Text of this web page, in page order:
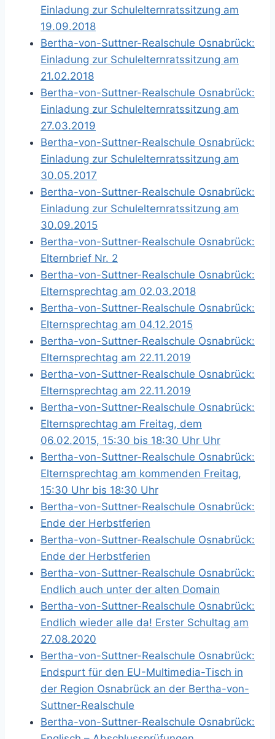
Einladung zur Schulelternratssitzung am
19.09.2018
Bertha-von-Suttner-Realschule Osnabrück:
Einladung zur Schulelternratssitzung am
21.02.2018
Bertha-von-Suttner-Realschule Osnabrück:
Einladung zur Schulelternratssitzung am
27.03.2019
Bertha-von-Suttner-Realschule Osnabrück:
Einladung zur Schulelternratssitzung am
30.05.2017
Bertha-von-Suttner-Realschule Osnabrück:
Einladung zur Schulelternratssitzung am
30.09.2015
Bertha-von-Suttner-Realschule Osnabrück:
Elternbrief Nr. 2
Bertha-von-Suttner-Realschule Osnabrück:
Elternsprechtag am 02.03.2018
Bertha-von-Suttner-Realschule Osnabrück:
Elternsprechtag am 04.12.2015
Bertha-von-Suttner-Realschule Osnabrück:
Elternsprechtag am 22.11.2019
Bertha-von-Suttner-Realschule Osnabrück:
Elternsprechtag am 22.11.2019
Bertha-von-Suttner-Realschule Osnabrück:
Elternsprechtag am Freitag, dem
06.02.2015, 15:30 bis 18:30 Uhr Uhr
Bertha-von-Suttner-Realschule Osnabrück:
Elternsprechtag am kommenden Freitag,
15:30 Uhr bis 18:30 Uhr
Bertha-von-Suttner-Realschule Osnabrück:
Ende der Herbstferien
Bertha-von-Suttner-Realschule Osnabrück:
Ende der Herbstferien
Bertha-von-Suttner-Realschule Osnabrück:
Endlich auch unter der alten Domain
Bertha-von-Suttner-Realschule Osnabrück:
Endlich wieder alle da! Erster Schultag am
27.08.2020
Bertha-von-Suttner-Realschule Osnabrück:
Endspurt für den EU-Multimedia-Tisch in
der Region Osnabrück an der Bertha-von-
Suttner-Realschule
Bertha-von-Suttner-Realschule Osnabrück: